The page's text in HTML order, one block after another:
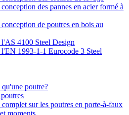
des pannes en acier formé à
de poutres en bois au
4100 Steel Design
1993-1-1 Eurocode 3 Steel
qu'une poutre?
sur les poutres en porte-à-faux